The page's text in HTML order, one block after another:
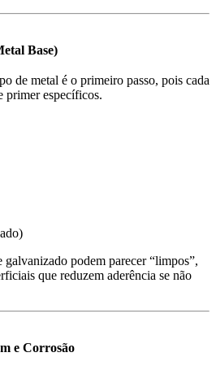
Base)
de metal é o primeiro passo, pois cada
primer específicos.
galvanizado podem parecer “limpos”,
que reduzem aderência se não
e Corrosão